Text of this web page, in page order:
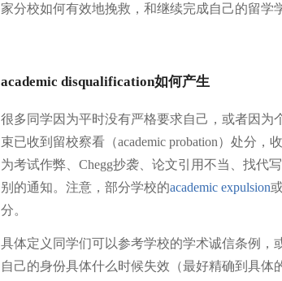
家分校如何有效地挽救，和继续完成自己的留学
academic disqualification如何产生
很多同学因为平时没有严格要求自己，或者因为
束已收到留校察看（academic probation）处分
为考试作弊、Chegg抄袭、论文引用不当、找代
别的通知。注意，部分学校的academic expulsion
分。
具体定义同学们可以参考学校的学术诚信条例，
自己的身份具体什么时候失效（最好精确到具